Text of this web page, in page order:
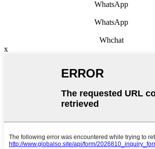
WhatsApp
WhatsApp
Whchat
x